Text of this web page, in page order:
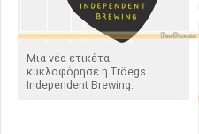
Μια νέα ετικέτα
κυκλοφόρησε η Tröegs
Independent Brewing.